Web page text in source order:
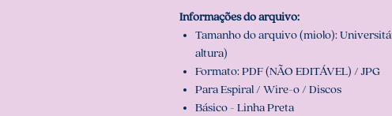
Informações do arquivo:
Tamanho do arquivo (miolo):
altura)
Formato: PDF (NÃO EDITÁVEL) / JPG
Para Espiral / Wire-o / Discos
Básico - Linha Preta